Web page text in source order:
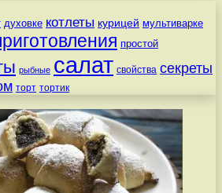
духовке котлеты курицей мультиварке
простой
рыбные салат свойства секреты
торт тортик